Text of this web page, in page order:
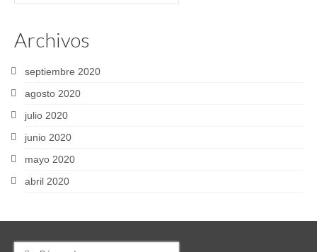
Archivos
septiembre 2020
agosto 2020
julio 2020
junio 2020
mayo 2020
abril 2020
Buscar